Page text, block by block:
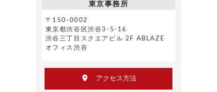
東京事務所
〒150-0002
東京都渋谷区渋谷3-5-16
渋谷三丁目スクエアビル 2F ABLAZE
オフィス渋谷
アクセス方法